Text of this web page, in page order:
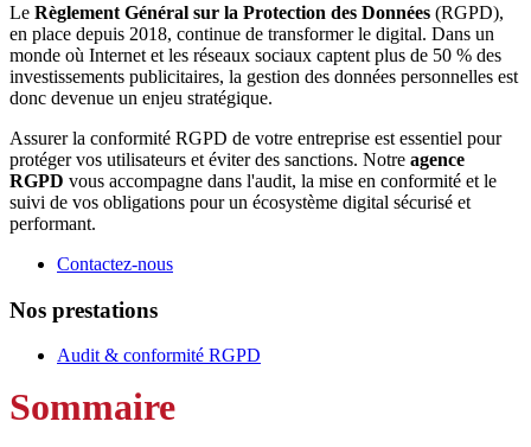
Le Règlement Général sur la Protection des Données (RGPD),
en place depuis 2018, continue de transformer le digital. Dans un
monde où Internet et les réseaux sociaux captent plus de 50 % des
investissements publicitaires, la gestion des données personnelles est
donc devenue un enjeu stratégique.
Assurer la conformité RGPD de votre entreprise est essentiel pour
protéger vos utilisateurs et éviter des sanctions. Notre agence
RGPD vous accompagne dans l'audit, la mise en conformité et le
suivi de vos obligations pour un écosystème digital sécurisé et
performant.
Contactez-nous
Nos prestations
Audit & conformité RGPD
Sommaire